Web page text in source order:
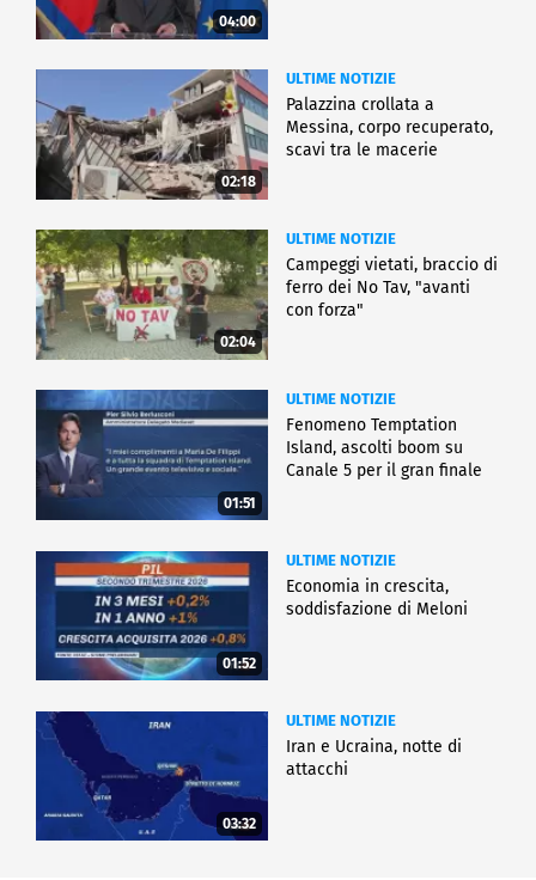
04:00
02:18
ULTIME NOTIZIE
Palazzina crollata a
Messina, corpo recuperato,
scavi tra le macerie
02:04
ULTIME NOTIZIE
Campeggi vietati, braccio di
ferro dei No Tav, "avanti
con forza"
01:51
ULTIME NOTIZIE
Fenomeno Temptation
Island, ascolti boom su
Canale 5 per il gran finale
01:52
ULTIME NOTIZIE
Economia in crescita,
soddisfazione di Meloni
03:32
ULTIME NOTIZIE
Iran e Ucraina, notte di
attacchi